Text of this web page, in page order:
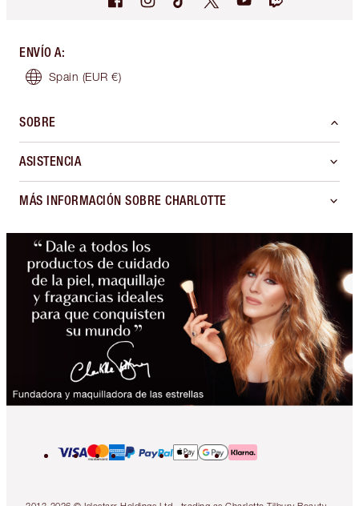
ENVÍO A:
Spain (EUR €)
SOBRE
ASISTENCIA
MÁS INFORMACIÓN SOBRE CHARLOTTE